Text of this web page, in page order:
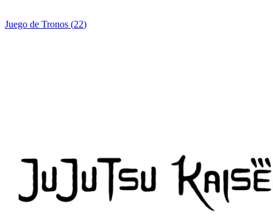
Juego de Tronos (22)